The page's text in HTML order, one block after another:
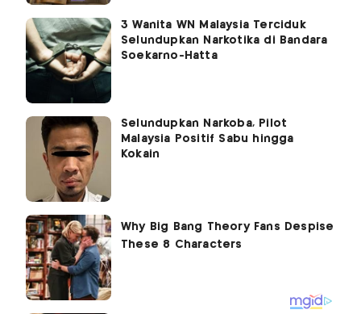
3 Wanita WN Malaysia Terciduk
Selundupkan Narkotika di Bandara
Soekarno-Hatta
Selundupkan Narkoba, Pilot
Malaysia Positif Sabu hingga
Kokain